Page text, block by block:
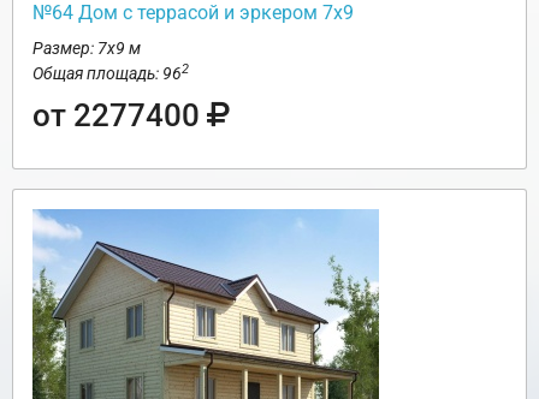
№64 Дом с террасой и эркером 7х9
Размер: 7х9 м
Общая площадь: 962
от 2277400